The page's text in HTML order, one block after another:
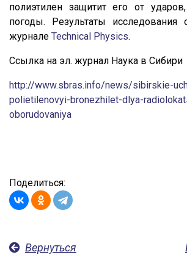
полиэтилен защитит его от
погоды. Результаты исследования
журнале Technical Physics.
Ссылка на эл. журнал Наука в Сибири
http://www.sbras.info/news/sibirskie-
polietilenovyi-bronezhilet-dlya-
oborudovaniya
Поделиться:
Вернуться